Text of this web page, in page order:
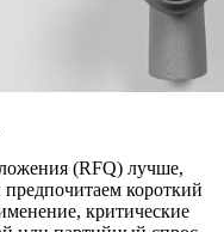
(RFQ) лучше,
короткий
критические